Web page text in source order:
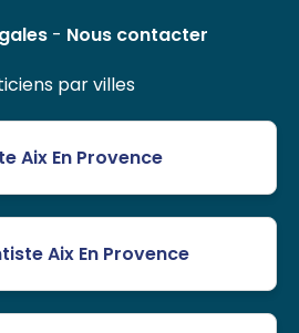
- Nous contacter
par villes
Aix En Provence
Aix En Provence